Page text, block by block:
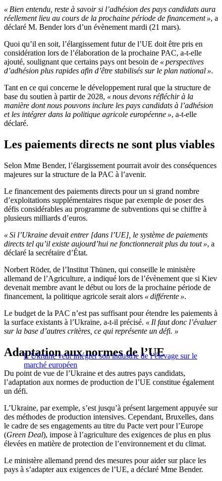
« Bien entendu, reste à savoir si l’adhésion des pays candidats aura
réellement lieu au cours de la prochaine période de financement », a
déclaré M. Bender lors d’un évènement mardi (21 mars).
Quoi qu’il en soit, l’élargissement futur de l’UE doit être pris en
considération lors de l’élaboration de la prochaine PAC, a-t-elle
ajouté, soulignant que certains pays ont besoin de « perspectives
d’adhésion plus rapides afin d’être stabilisés sur le plan national ».
Tant en ce qui concerne le développement rural que la structure de
base du soutien à partir de 2028, « nous devons réfléchir à la
manière dont nous pouvons inclure les pays candidats à l’adhésion
et les intégrer dans la politique agricole européenne », a-t-elle
déclaré.
Les paiements directs ne sont plus viables
Selon Mme Bender, l’élargissement pourrait avoir des conséquences
majeures sur la structure de la PAC à l’avenir.
Le financement des paiements directs pour un si grand nombre
d’exploitations supplémentaires risque par exemple de poser des
défis considérables au programme de subventions qui se chiffre à
plusieurs milliards d’euros.
« Si l’Ukraine devait entrer [dans l’UE], le système de paiements
directs tel qu’il existe aujourd’hui ne fonctionnerait plus du tout », a
déclaré la secrétaire d’État.
Norbert Röder, de l’Institut Thünen, qui conseille le ministère
allemand de l’Agriculture, a indiqué lors de l’évènement que si Kiev
devenait membre avant le début ou lors de la prochaine période de
financement, la politique agricole serait alors « différente ».
Le budget de la PAC n’est pas suffisant pour étendre les paiements à
la surface existants à l’Ukraine, a-t-il précisé. « Il faut donc l’évaluer
sur la base d’autres critères, ce qui représente un défi. »
L’Ukraine veut intégrer son industrie de l’élevage sur le
marché européen
Adaptation aux normes de l’UE
Du point de vue de l’Ukraine et des autres pays candidats,
l’adaptation aux normes de production de l’UE constitue également
un défi.
L’Ukraine, par exemple, s’est jusqu’à présent largement appuyée sur
des méthodes de production intensives. Cependant, Bruxelles, dans
le cadre de ses engagements au titre du Pacte vert pour l’Europe
(Green Deal), impose à l’agriculture des exigences de plus en plus
élevées en matière de protection de l’environnement et du climat.
Le ministère allemand prend des mesures pour aider sur place les
pays à s’adapter aux exigences de l’UE, a déclaré Mme Bender.